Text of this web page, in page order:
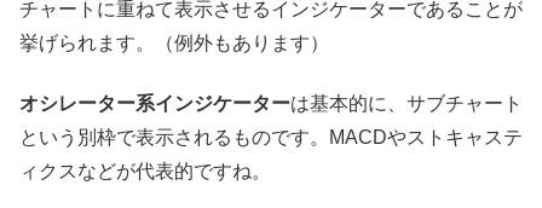
チャートに重ねて表示させるインジケーターであることが
挙げられます。（例外もあります）
オシレーター系インジケーターは基本的に、サブチャート
という別枠で表示されるものです。MACDやストキャステ
ィクスなどが代表的ですね。